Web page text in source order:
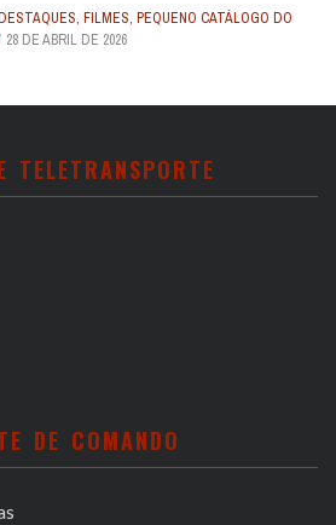
, FILMES, PEQUENO CATÁLOGO DO
28 DE ABRIL DE 2026
TELETRANSPORTE
DE COMANDO